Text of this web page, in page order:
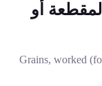
أو
Grains, worked